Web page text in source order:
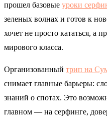
прошел базовые уроки
зеленых волнах и готов к
хочет не просто кататься, а
мирового класса.
Организованный трип на
снимает главные барьеры:
знаний о спотах. Это
главном — на серфинге,